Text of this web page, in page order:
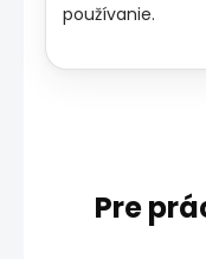
používanie.
Pre